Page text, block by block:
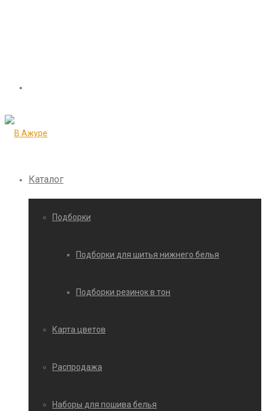
Каталог
Подборки
Подборки для шитья нижнего белья
Подборки резинок в тон
Карта цветов
Распродажа
Наборы для пошива белья